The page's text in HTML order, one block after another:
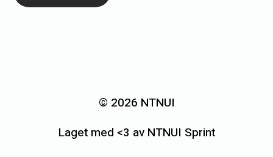
© 2026 NTNUI
Laget med <3 av NTNUI Sprint